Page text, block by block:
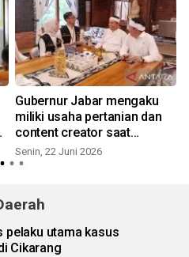
Gubernur Jabar mengaku
miliki usaha pertanian dan
content creator saat
disensus
Senin, 22 Juni 2026
pelaku utama kasus
Cikarang